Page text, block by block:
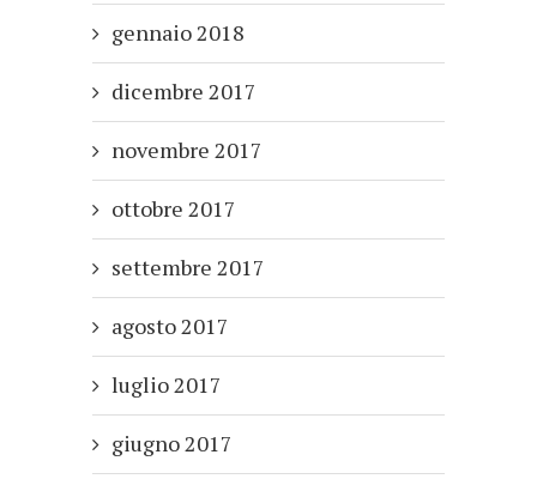
gennaio 2018
dicembre 2017
novembre 2017
ottobre 2017
settembre 2017
agosto 2017
luglio 2017
giugno 2017